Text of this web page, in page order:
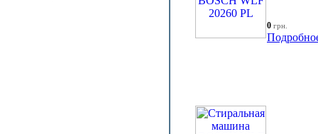
0 грн.